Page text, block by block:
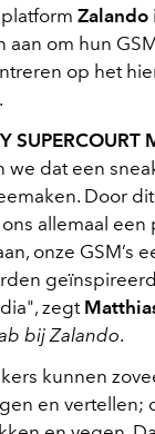
Zalando
om hun
op het
SUPERCOURT
we dat een
Door
allemaal een
onze GSM’s
zegt
bij Zalando.
kunnen
en vertellen;